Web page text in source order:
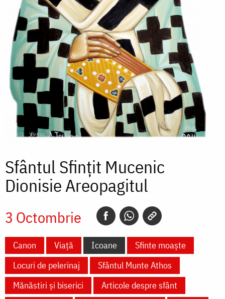
Sfântul Sfințit Mucenic
Dionisie Areopagitul
3 Octombrie
Canon Viață Icoane
Sfinte moaște
Locuri de pelerinaj
Sfântul Munte Athos
Mănăstiri și biserici
Articole despre sfânt